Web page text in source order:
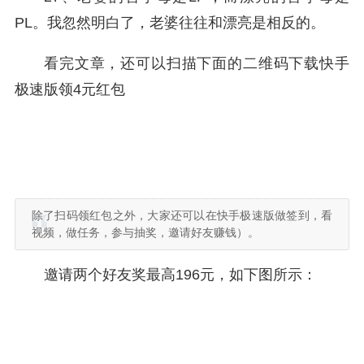
PL。我忽然明白了，老婆往往和漂亮是相反的。
看完文章，还可以扫描下面的二维码下载快手
极速版领4元红包
除了扫码领红包之外，大家还可以在快手极速版做签到，看
视频，做任务，参与抽奖，邀请好友赚钱）。
邀请两个好友奖最高196元，如下图所示：